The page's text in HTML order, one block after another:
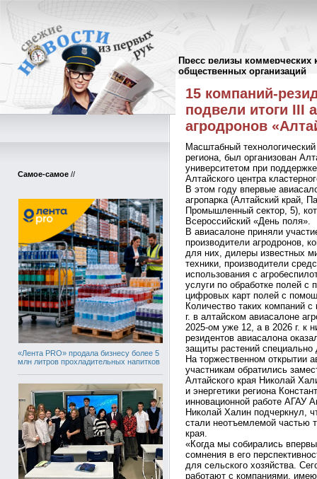
Пресс релизы коммерческих
общественных организаций
Самое-самое //
«Лента PRO» продала бизнесу более 5
млн литров прохладительных напитков
Пресс-релизы//
15 компаний-
подвели итоги III
агродронов
Масштабный
региона, был организован
университетом при
Алтайского центра
В этом году впервые
агропарка (Алтайский край,
Промышленный сектор, 5),
Всероссийский «День поля».
В авиасалоне приняли
производители агродронов,
для них, дилеры известных
техники, производители
использования с
услуги по обработке полей
цифровых карт полей с
Количество таких компаний
г. в алтайском авиасалоне
2025-ом уже 12, а в 2026 г. к
резидентов авиасалона
защиты растений
На торжественном открытии
участникам обратились
Алтайского края Николай
и энергетики региона
инновационной работе АГАУ
Николай Халин подчеркнул,
стали неотъемлемой частью
края.
«Когда мы собирались
сомнения в его
для сельского хозяйства.
работают с компаниями,